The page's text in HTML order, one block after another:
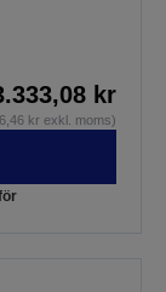
kr
kr exkl. moms)